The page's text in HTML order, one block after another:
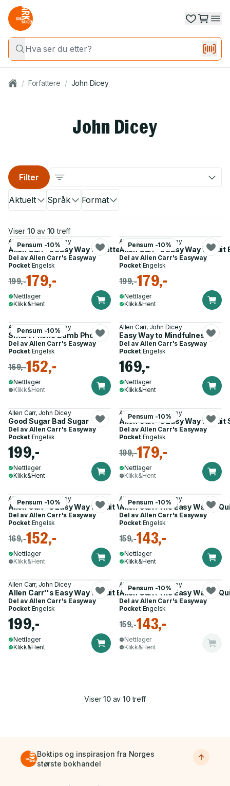
/ Forfattere / John Dicey
John Dicey
Aktuelt Språk Format
Filter
Viser 10 av 10 treff
Pensum -10%
Allen Carr, John Dicey
Allen Carr''s Easy Way to Better Sleep
Del av Allen Carr's Easyway
Pocket| Engelsk
199,-179,-
Nettlager
Klikk&Hent
Pensum -10%
Allen Carr, John Dicey
Allen Carr''s Easy Way to Quit
Del av Allen Carr's Easyway
Pocket| Engelsk
199,-179,-
Nettlager
Klikk&Hent
Pensum -10%
Allen Carr, John Dicey
Smart Phone Dumb Phone
Del av Allen Carr's Easyway
Pocket| Engelsk
169,-152,-
Nettlager
Klikk&Hent
Allen Carr, John Dicey
Easy Way to Mindfulness
Del av Allen Carr's Easyway
Pocket| Engelsk
169,-
Nettlager
Klikk&Hent
Allen Carr, John Dicey
Good Sugar Bad Sugar
Del av Allen Carr's Easyway
Pocket| Engelsk
199,-
Nettlager
Klikk&Hent
Pensum -10%
Allen Carr, John Dicey
Allen Carr''s Easy Way to
Del av Allen Carr's Easyway
Pocket| Engelsk
199,-179,-
Nettlager
Klikk&Hent
Pensum -10%
Allen Carr, John Dicey
Allen Carr''s Easy Way to Quit Vaping
Del av Allen Carr's Easyway
Pocket| Engelsk
169,-152,-
Nettlager
Klikk&Hent
Pensum -10%
Allen Carr, John Dicey
Allen Carr: The Easy Way to
Del av Allen Carr's Easyway
Pocket| Engelsk
159,-143,-
Nettlager
Klikk&Hent
Allen Carr, John Dicey
Allen Carr''s Easy Way to Quit Emotional Eating
Del av Allen Carr's Easyway
Pocket| Engelsk
199,-
Nettlager
Klikk&Hent
Pensum -10%
Allen Carr, John Dicey
Allen Carr: The Easy Way to
Del av Allen Carr's Easyway
Pocket| Engelsk
159,-143,-
Nettlager
Klikk&Hent
Viser10av 10treff
Boktips og inspirasjon fra Norges
største bokhandel